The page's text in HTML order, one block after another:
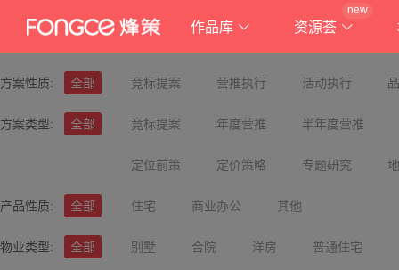
作品库 资源荟
new
方案性质: 全部 竞标提案 营推执行 活动执行
方案类型: 全部 竞标提案 年度营推 半年度营推
定位前策 定价策略 专题研究
产品性质: 全部 住宅 商业办公 其他
物业类型: 全部 别墅 合院 洋房 普通住宅